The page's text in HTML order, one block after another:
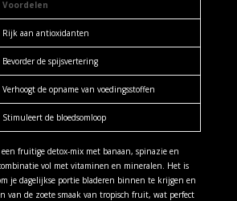
Voordelen
Rijk aan antioxidanten
Bevorder de spijsvertering
Verhoogt de opname van voedingsstoffen
Stimuleert de bloedsomloop
een fruitige detox-mix met banaan, spinazie en
vol met vitaminen en mineralen. Het is
je dagelijkse portie bladeren binnen te krijgen en
van de zoete smaak van tropisch fruit, wat perfect